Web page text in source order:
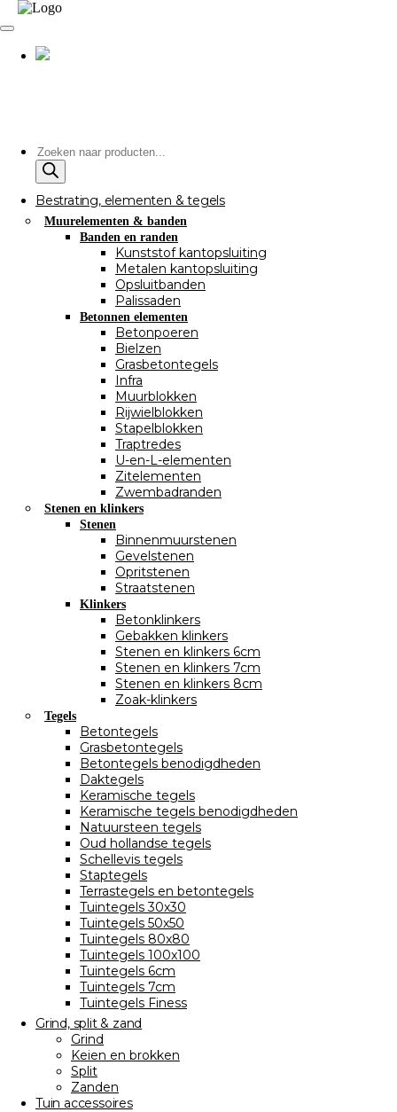
Producten
zoeken
Bestrating, elementen & tegels
Muurelementen & banden
Banden en randen
Kunststof kantopsluiting
Metalen kantopsluiting
Opsluitbanden
Palissaden
Betonnen elementen
Betonpoeren
Bielzen
Grasbetontegels
Infra
Muurblokken
Rijwielblokken
Stapelblokken
Traptredes
U-en-L-elementen
Zitelementen
Zwembadranden
Stenen en klinkers
Stenen
Binnenmuurstenen
Gevelstenen
Opritstenen
Straatstenen
Klinkers
Betonklinkers
Gebakken klinkers
Stenen en klinkers 6cm
Stenen en klinkers 7cm
Stenen en klinkers 8cm
Zoak-klinkers
Tegels
Betontegels
Grasbetontegels
Betontegels benodigdheden
Daktegels
Keramische tegels
Keramische tegels benodigdheden
Natuursteen tegels
Oud hollandse tegels
Schellevis tegels
Staptegels
Terrastegels en betontegels
Tuintegels 30x30
Tuintegels 50x50
Tuintegels 80x80
Tuintegels 100x100
Tuintegels 6cm
Tuintegels 7cm
Tuintegels Finess
Grind, split & zand
Grind
Keien en brokken
Split
Zanden
Tuin accessoires